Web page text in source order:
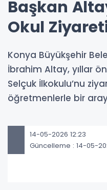
Başkan
Okul
Konya Büyükşehir
İbrahim Altay, yıllar
Selçuk İlkokulu’nu
öğretmenlerle bir
14-05-2026 12:23
Güncelleme : 14-05-